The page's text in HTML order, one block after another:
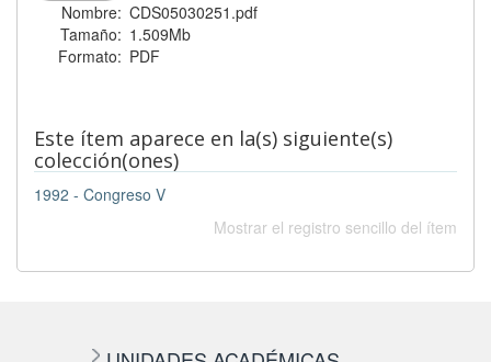
Nombre: CDS05030251.pdf
Tamaño: 1.509Mb
Formato: PDF
Este ítem aparece en la(s) siguiente(s)
colección(ones)
1992 - Congreso V
Mostrar el registro sencillo del ítem